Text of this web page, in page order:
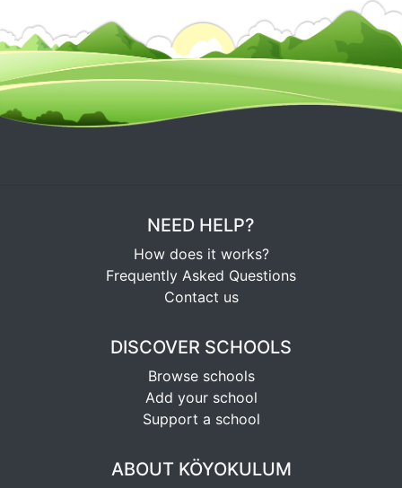
NEED HELP?
How does it works?
Frequently Asked Questions
Contact us
DISCOVER SCHOOLS
Browse schools
Add your school
Support a school
ABOUT KÖYOKULUM